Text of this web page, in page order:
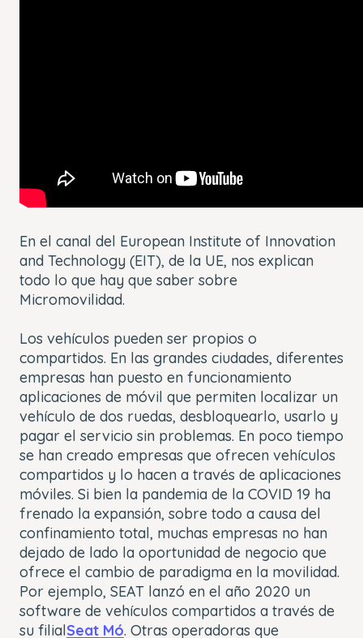
En el canal del European Institute of Innovation
and Technology (EIT), de la UE, nos explican
todo lo que hay que saber sobre
Micromovilidad.
Los vehículos pueden ser propios o
compartidos. En las grandes ciudades, diferentes
empresas han puesto en funcionamiento
aplicaciones de móvil que permiten localizar un
vehículo de dos ruedas, desbloquearlo, usarlo y
pagar el servicio sin problemas. En poco tiempo
se han creado empresas que ofrecen vehículos
compartidos y lo hacen a través de aplicaciones
móviles. Si bien la pandemia de la COVID 19 ha
frenado la expansión, sobre todo a causa del
confinamiento total, muchas empresas no han
dejado de lado la oportunidad de negocio que
ofrece el cambio de paradigma en la movilidad.
Por ejemplo, SEAT lanzó en el año 2020 un
software de vehículos compartidos a través de
su filialSeat Mó. Otras operadoras que